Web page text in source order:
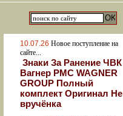
10.07.26 Новое поступление на
сайте...
Знаки За Ранение ЧВК
Вагнер РМС WAGNER
GROUP Полный
комплект Оригинал Не
вручёнка